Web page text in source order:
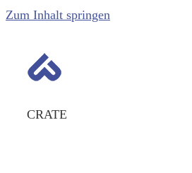
Zum Inhalt springen
CRATE